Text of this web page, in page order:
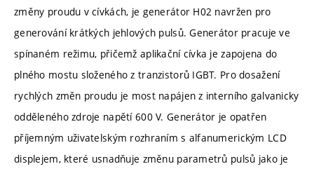
změny proudu v cívkách, je generátor H02 navržen pro
generování krátkých jehlových pulsů. Generátor pracuje ve
spínaném režimu, přičemž aplikační cívka je zapojena do
plného mostu složeného z tranzistorů IGBT. Pro dosažení
rychlých změn proudu je most napájen z interního galvanicky
odděleného zdroje napětí 600 V. Generátor je opatřen
příjemným uživatelským rozhraním s alfanumerickým LCD
displejem, které usnadňuje změnu parametrů pulsů jako je